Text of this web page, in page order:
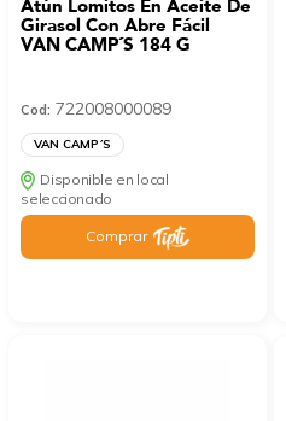
Atún Lomitos En Aceite De
Girasol Con Abre Fácil
VAN CAMP´S 184 G
Cod: 722008000089
VAN CAMP´S
Disponible en local
seleccionado
Comprar